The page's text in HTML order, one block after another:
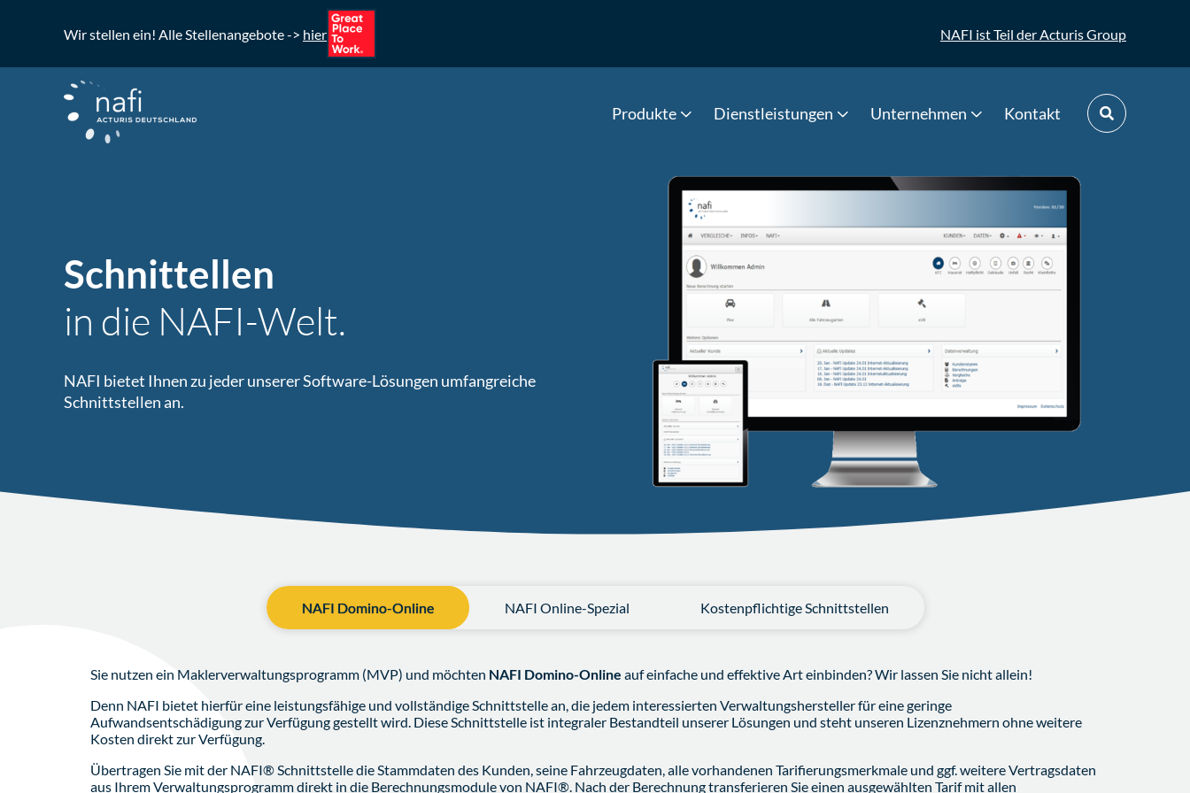
Wir stellen ein! Alle Stellenangebote -> hier NAFI ist Teil der Acturis Group
Produkte Dienstleistungen Unternehmen Kontakt
Schnittellen
in die NAFI-Welt.
NAFI bietet Ihnen zu jeder unserer Software-Lösungen umfangreiche
Schnittstellen an.
NAFI Domino-Online NAFI Online-Spezial Kostenpflichtige Schnittstellen
Sie nutzen ein Maklerverwaltungsprogramm (MVP) und möchten NAFI Domino-Online auf einfache und effektive Art einbinden? Wir lassen Sie nicht allein!
Denn NAFI bietet hierfür eine leistungsfähige und vollständige Schnittstelle an, die jedem interessierten Verwaltungshersteller für eine geringe
Aufwandsentschädigung zur Verfügung gestellt wird. Diese Schnittstelle ist integraler Bestandteil unserer Lösungen und steht unseren Lizenznehmern ohne weitere
Kosten direkt zur Verfügung.
Übertragen Sie mit der NAFI® Schnittstelle die Stammdaten des Kunden, seine Fahrzeugdaten, alle vorhandenen Tarifierungsmerkmale und ggf. weitere Vertragsdaten
aus Ihrem Verwaltungsprogramm direkt in die Berechnungsmodule von NAFI®. Nach der Berechnung transferieren Sie einen ausgewählten Tarif mit allen